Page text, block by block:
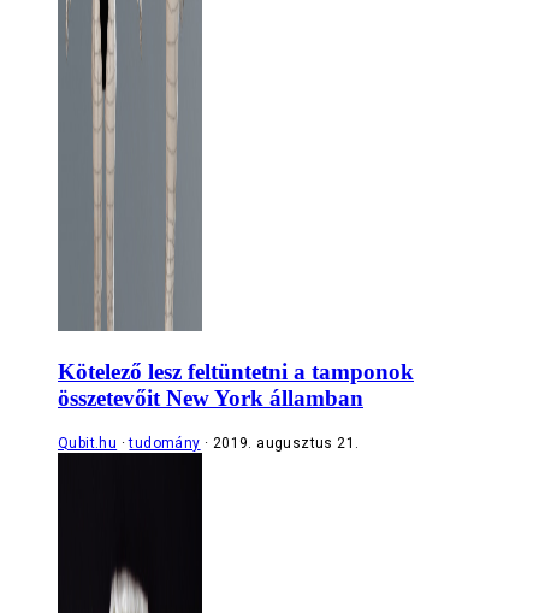
Kötelező lesz feltüntetni a tamponok
összetevőit New York államban
Qubit.hu tudomány 2019. augusztus 21.